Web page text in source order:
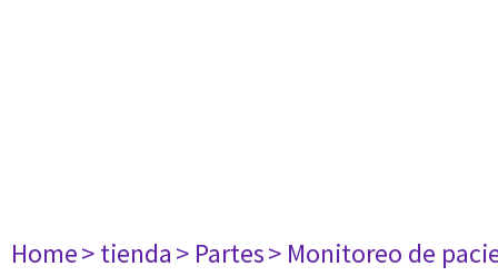
Home> tienda> Partes> Monitoreo de